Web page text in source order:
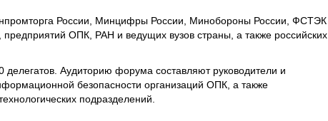
России, Минцифры России, Минобороны России, ФСТЭК
предприятий ОПК, РАН и ведущих вузов страны, а также российских
Аудиторию форума составляют руководители и
безопасности организаций ОПК, а также
подразделений.